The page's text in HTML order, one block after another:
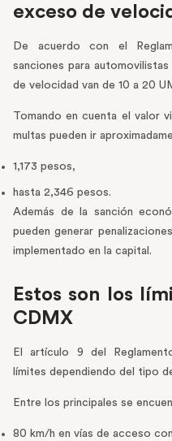
exceso de
De acuerdo con el
sanciones para
de velocidad van de 10 a 20
Tomando en cuenta el valor
multas pueden ir
1,173 pesos,
hasta 2,346 pesos.
Además de la sanción
pueden generar
implementado en la capital.
Estos son los
CDMX
El artículo 9 del
límites dependiendo del tipo
Entre los principales se
80 km/h en vías de acceso